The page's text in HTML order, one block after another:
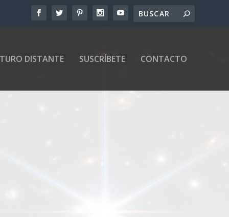
DISTANTE SUSCRÍBETE CONTACTO